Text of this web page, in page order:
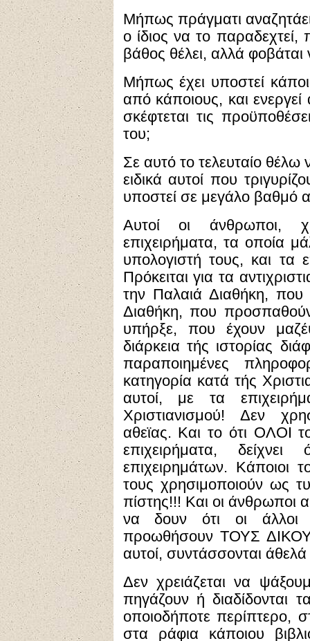
Μήπως πράγματι
ο ίδιος να το
βάθος θέλει, αλλά φοβάται
Μήπως έχει υποστεί
από κάποιους, και
σκέφτεται τις
του;
Σε αυτό το τελευταίο θέλω
ειδικά αυτοί που
υποστεί σε μεγάλο βαθμό
Αυτοί οι άνθρωποι,
επιχειρήματα, τα οποία
υπολογιστή τους, και τα
Πρόκειται για τα
την Παλαιά Διαθήκη, που
Διαθήκη, που
υπήρξε, που έχουν
διάρκεια τής ιστορίας
παραποιημένες
κατηγορία κατά τής
αυτοί, με τα
Χριστιανισμού! Δεν
αθεϊας. Και το ότι ΟΛΟΙ
επιχειρήματα,
επιχειρημάτων. Κάποιοι
τους χρησιμοποιούν ως
πίστης!!! Και οι άνθρωποι
να δουν ότι οι
προωθήσουν ΤΟΥΣ
αυτοί, συντάσσονται
Δεν χρειάζεται να
πηγάζουν ή διαδίδονται
οποιοδήποτε περίπτερο,
στα ράφια κάποιου